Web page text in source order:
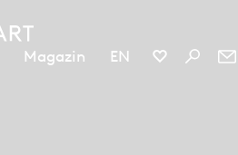
Magazin EN